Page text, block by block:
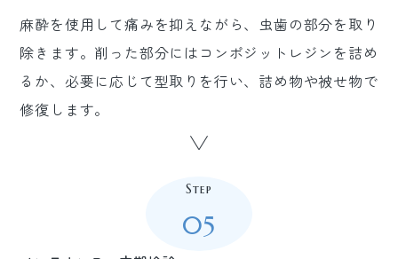
麻酔を使用して痛みを抑えながら、虫歯の部分を取り
除きます。削った部分にはコンポジットレジンを詰め
るか、必要に応じて型取りを行い、詰め物や被せ物で
修復します。
Step
05